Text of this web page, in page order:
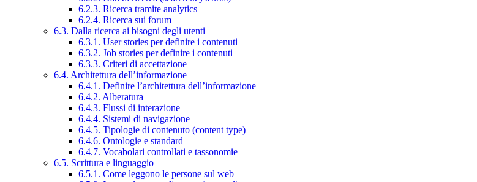
6.2.3. Ricerca tramite analytics
6.2.4. Ricerca sui forum
6.3. Dalla ricerca ai bisogni degli utenti
6.3.1. User stories per definire i contenuti
6.3.2. Job stories per definire i contenuti
6.3.3. Criteri di accettazione
6.4. Architettura dell’informazione
6.4.1. Definire l’architettura dell’informazione
6.4.2. Alberatura
6.4.3. Flussi di interazione
6.4.4. Sistemi di navigazione
6.4.5. Tipologie di contenuto (content type)
6.4.6. Ontologie e standard
6.4.7. Vocabolari controllati e tassonomie
6.5. Scrittura e linguaggio
6.5.1. Come leggono le persone sul web